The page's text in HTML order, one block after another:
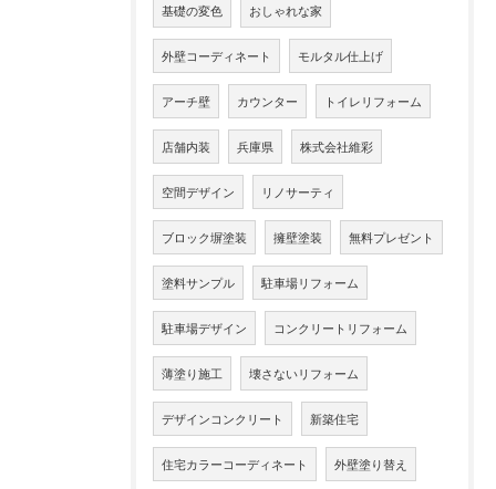
基礎の変色 おしゃれな家
外壁コーディネート モルタル仕上げ
アーチ壁 カウンター トイレリフォーム
店舗内装 兵庫県 株式会社維彩
空間デザイン リノサーティ
ブロック塀塗装 擁壁塗装 無料プレゼント
塗料サンプル 駐車場リフォーム
駐車場デザイン コンクリートリフォーム
薄塗り施工 壊さないリフォーム
デザインコンクリート 新築住宅
住宅カラーコーディネート 外壁塗り替え